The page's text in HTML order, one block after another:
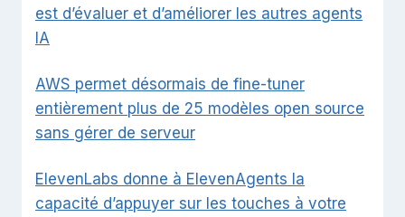
est d’évaluer et d’améliorer les autres agents
IA
AWS permet désormais de fine-tuner
entièrement plus de 25 modèles open source
sans gérer de serveur
ElevenLabs donne à ElevenAgents la
capacité d’appuyer sur les touches à votre